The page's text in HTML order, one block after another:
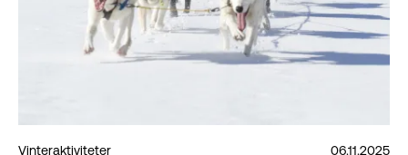
Vinteraktiviteter 06.11.2025